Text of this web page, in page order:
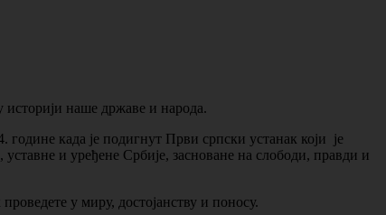
историји наше државе и народа.
када је подигнут Први српски устанак који је
и уређене Србије, засноване на слободи, правди и
у миру, достојанству и поносу.